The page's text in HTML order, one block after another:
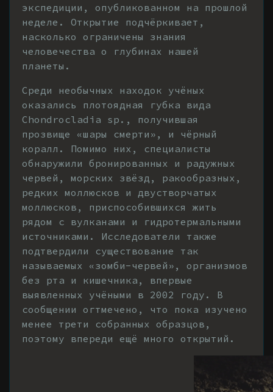
экспедиции, опубликованном на прошлой
неделе. Открытие подчёркивает,
насколько ограничены знания
человечества о глубинах нашей
планеты.
Среди необычных находок учёных
оказались плотоядная губка вида
Chondrocladia sp., получившая
прозвище «шары смерти», и чёрный
коралл. Помимо них, специалисты
обнаружили бронированных и радужных
червей, морских звёзд, ракообразных,
редких моллюсков и двустворчатых
моллюсков, приспособившихся жить
рядом с вулканами и гидротермальными
источниками. Исследователи также
подтвердили существование так
называемых «зомби-червей», организмов
без рта и кишечника, впервые
выявленных учёными в 2002 году. В
сообщении огтмечено, что пока изучено
менее трети собранных образцов,
поэтому впереди ещё много открытий.